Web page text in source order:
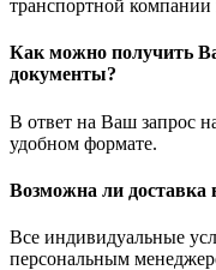
транспортной
Как можно получить
документы?
В ответ на Ваш запрос
удобном формате.
Возможна ли доставка
Все индивидуальные
персональным